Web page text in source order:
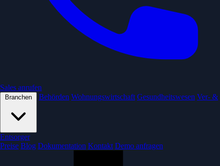
Sales anrufen
Behörden Wohnungswirtschaft Gesundheitswesen Ver- &
Entsorger
Preise Blog Dokumentation Kontakt Demo anfragen